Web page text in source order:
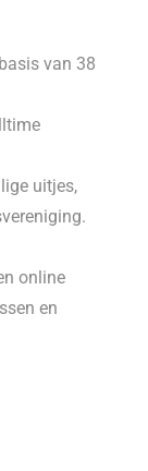
van 38
uitjes,
online
en